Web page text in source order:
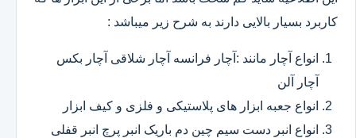
کاربرد بسیار بالایی دارند به شرح زیر میباشد :
انواع آچار مانند :آچار فرانسه آچار شلاقی آچار بکس
آچار آلن
انواع جعبه ابزار های پلاستیکی و فلزی و کیف ابزار
انواع انبر دست سیم چین دم باریک انبر پرچ انبر قفلی